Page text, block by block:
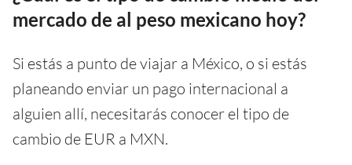
mercado de al peso mexicano hoy?
Si estás a punto de viajar a México, o si estás
planeando enviar un pago internacional a
alguien allí, necesitarás conocer el tipo de
cambio de EUR a MXN.